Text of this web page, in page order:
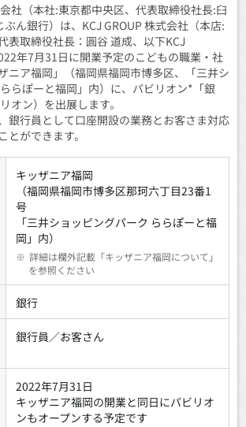
社（本社:東京都中央区、代表取締役社長:臼
ん銀行）は、KCJ GROUP 株式会社（本店:
表取締役社長：圓谷 道成、以下KCJ
年7月31日に開業予定のこどもの職業・社
ニア福岡」（福岡県福岡市博多区、「三井シ
らぽーと福岡」内）に、パビリオン*「銀
オン）を出展します。
銀行員として口座開設の業務とお客さま対応
とができます。
キッザニア福岡
（福岡県福岡市博多区那珂六丁目23番1
号
「三井ショッピングパーク ららぽーと福
岡」内）
※ 詳細は欄外記載「キッザニア福岡について」
を参照ください
銀行
銀行員／お客さん
2022年7月31日
キッザニア福岡の開業と同日にパビリオ
ンもオープンする予定です